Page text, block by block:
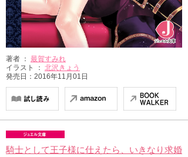
著者 ： 最賀すみれ
イラスト ： 北沢きょう
発売日：2016年11月01日
騎士として王子様に仕えたら、いきなり求婚